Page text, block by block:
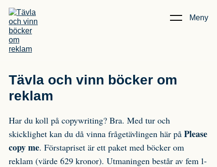
Meny
Kunskap & Artiklar
Tävla och vinn böcker om
reklam
Har du koll på copywriting? Bra. Med tur och
skicklighet kan du då vinna frågetävlingen här på Please
copy me. Förstapriset är ett paket med böcker om
reklam (värde 629 kronor). Utmaningen består av fem 1-